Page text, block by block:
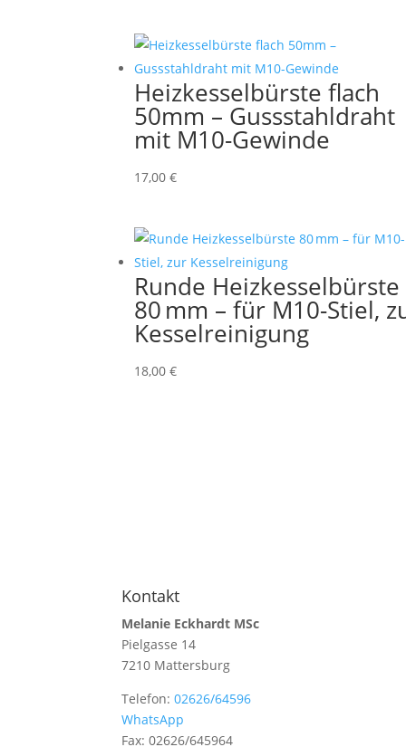
Heizkesselbürste flach
50mm – Gussstahldraht
mit M10-Gewinde
17,00€
Runde Heizkesselbürste
80 mm – für M10-Stiel,
Kesselreinigung
18,00€
Kontakt
Melanie Eckhardt MSc
Pielgasse 14
7210 Mattersburg
Telefon:02626/64596
WhatsApp
Fax: 02626/645964